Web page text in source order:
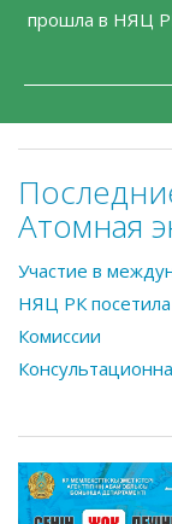
прошла в НЯЦ
Атомная
Участие в
НЯЦ РК
Комиссии